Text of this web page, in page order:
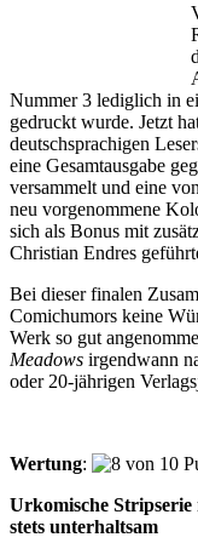
Nummer 3 lediglich in
gedruckt wurde. Jetzt
deutschsprachigen
eine Gesamtausgabe
versammelt und eine
neu vorgenommene
sich als Bonus mit
Christian Endres
Bei dieser finalen
Comichumors keine
Werk so gut
Meadows irgendwann
oder 20-jährigen
Wertung:
Urkomische
stets unterhaltsam